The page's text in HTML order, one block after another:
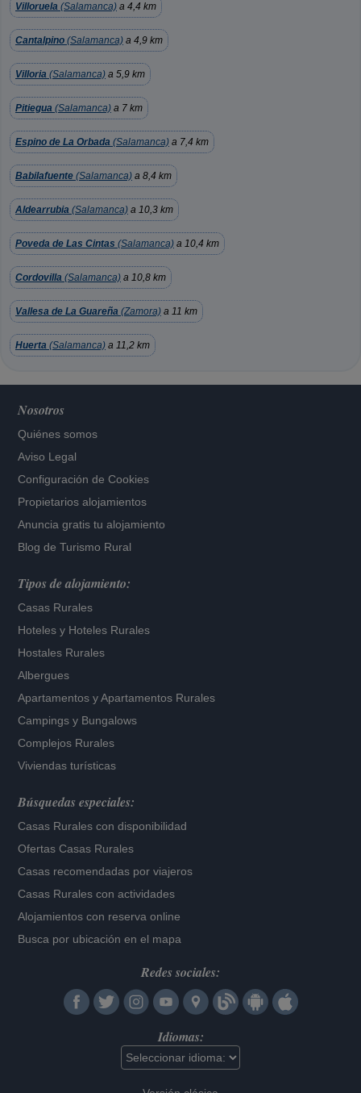
Villoruela (Salamanca) a 4,4 km
Cantalpino (Salamanca) a 4,9 km
Villoria (Salamanca) a 5,9 km
Pitiegua (Salamanca) a 7 km
Espino de La Orbada (Salamanca) a 7,4 km
Babilafuente (Salamanca) a 8,4 km
Aldearrubia (Salamanca) a 10,3 km
Poveda de Las Cintas (Salamanca) a 10,4 km
Cordovilla (Salamanca) a 10,8 km
Vallesa de La Guareña (Zamora) a 11 km
Huerta (Salamanca) a 11,2 km
Nosotros
Quiénes somos
Aviso Legal
Configuración de Cookies
Propietarios alojamientos
Anuncia gratis tu alojamiento
Blog de Turismo Rural
Tipos de alojamiento:
Casas Rurales
Hoteles y Hoteles Rurales
Hostales Rurales
Albergues
Apartamentos yApartamentos Rurales
Campings y Bungalows
Complejos Rurales
Viviendas turísticas
Búsquedas especiales:
Casas Rurales con disponibilidad
Ofertas Casas Rurales
Casas recomendadas por viajeros
Casas Rurales con actividades
Alojamientos con reserva online
Busca por ubicación en el mapa
Redes sociales:
Idiomas: